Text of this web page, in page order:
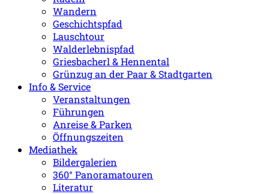
Wandern
Geschichtspfad
Lauschtour
Walderlebnispfad
Griesbacherl & Hennental
Grünzug an der Paar & Stadtgarten
Info & Service
Veranstaltungen
Führungen
Anreise & Parken
Öffnungszeiten
Mediathek
Bildergalerien
360° Panoramatouren
Literatur